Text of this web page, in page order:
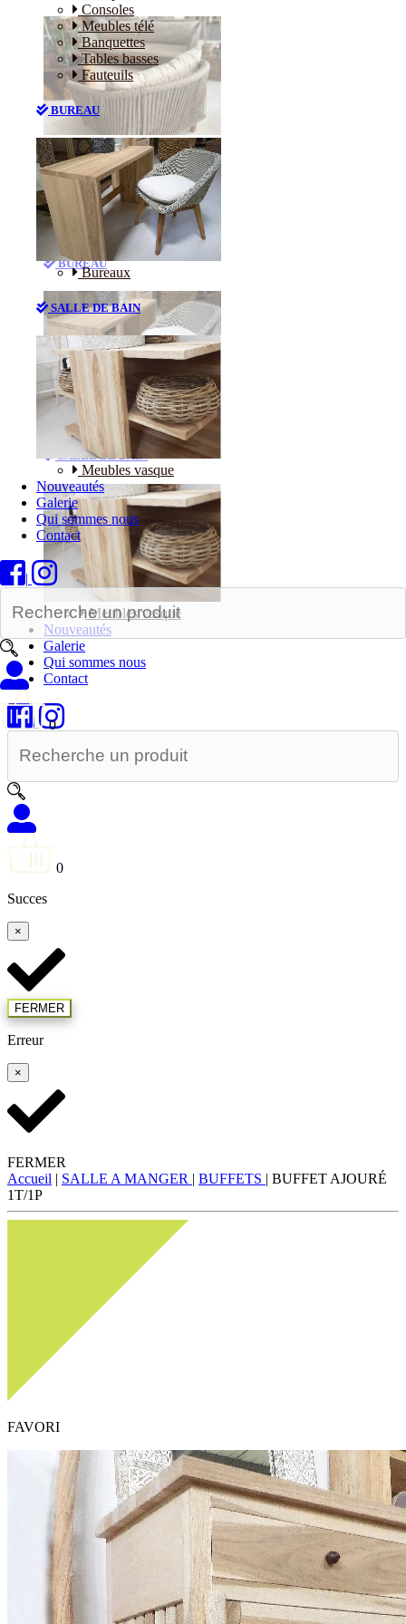
Consoles
Meubles télé
Banquettes
Tables basses
Fauteuils
BUREAU
Bureaux
SALLE DE BAIN
Meubles vasque
Nouveautés
Galerie
Qui sommes nous
Contact
|
0
Canapés
Consoles
Meubles télé
Banquettes
Tables basses
Fauteuils
BUREAU
Bureaux
SALLE DE BAIN
Meubles vasque
Nouveautés
Galerie
Qui sommes nous
Contact
|
0
Succes
×
FERMER
Erreur
×
FERMER
Accueil | SALLE A MANGER | BUFFETS | BUFFET AJOURÉ
1T/1P
FAVORI